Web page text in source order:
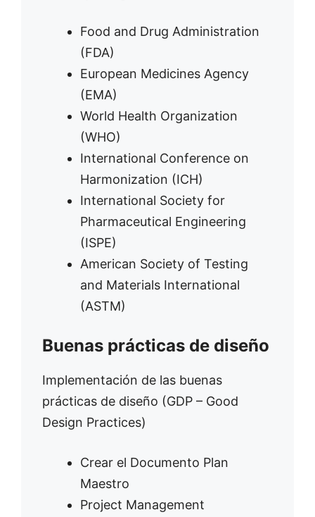
Food and Drug Administration
(FDA)
European Medicines Agency
(EMA)
World Health Organization
(WHO)
International Conference on
Harmonization (ICH)
International Society for
Pharmaceutical Engineering
(ISPE)
American Society of Testing
and Materials International
(ASTM)
Buenas prácticas de diseño
Implementación de las buenas
prácticas de diseño (GDP – Good
Design Practices)
Crear el Documento Plan
Maestro
Project Management